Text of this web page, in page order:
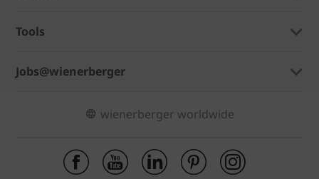
Tools
Jobs@wienerberger
wienerberger worldwide